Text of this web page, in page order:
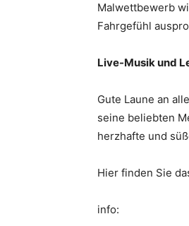
Malwettbewerb
Fahrgefühl
Live-Musik und
Gute Laune an
seine beliebten
herzhafte und
Hier finden Sie
info: